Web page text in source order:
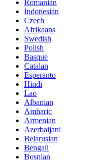
Romanian
Indonesian
Czech
Afrikaans
Swedish
Polish
Basque
Catalan
Esperanto
Hindi
Lao
Albanian
Amharic
Armenian
Azerbaijani
Belarusian
Bengali
Bosnian